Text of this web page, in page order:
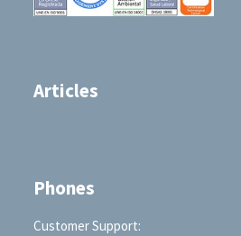
Articles
Phones
Customer Support: